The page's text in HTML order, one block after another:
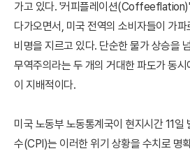
가고 있다. '커피플레이션
다가오면서, 미국 전역의 소비자들이 가파
비명을 지르고 있다. 단순한 물가 상승을
무역주의라는 두 개의 거대한 파도가 동
이 지배적이다.
미국 노동부 노동통계국이 현지시간 11일
수(CPI)는 이러한 위기 상황을 수치로 명